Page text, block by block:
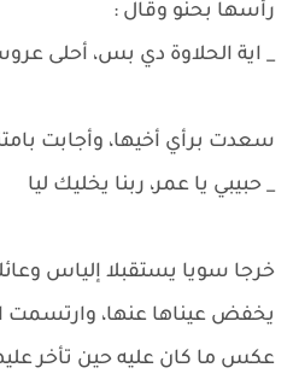
رأسها بحنو وقال :
_ اية الحلاوة دي بس، أحلى
سعدت برأي أخيها، وأجابت
_ حبيبي يا عمر، ربنا يخليك ليا
خرجا سويا يستقبلا إلياس
يخفض عيناها عنها، وارتسمت
عكس ما كان عليه حين تأخر